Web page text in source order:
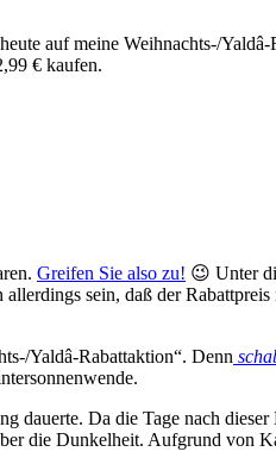
auf meine Weihnachts-/
€ kaufen.
Greifen Sie also zu! 😉 Unter
sein, daß der Rabattpreis
Yaldâ-Rabattaktion“. Denn
dauerte. Da die Tage nach
die Dunkelheit. Aufgrund von